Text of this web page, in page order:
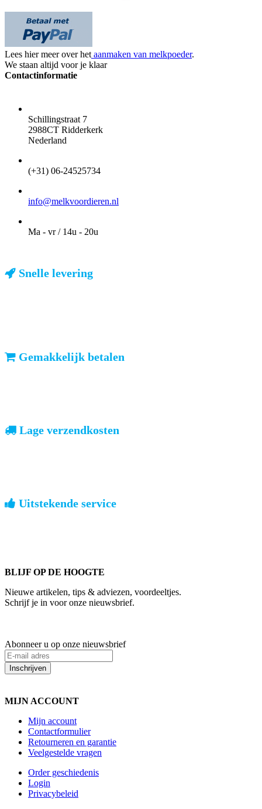
Lees hier meer over het aanmaken van melkpoeder.
We staan altijd voor je klaar
Contactinformatie
Schillingstraat 7
2988CT Ridderkerk
Nederland
(+31) 06-24525734
info@melkvoordieren.nl
Ma - vr / 14u - 20u
Snelle levering
Gemakkelijk betalen
Lage verzendkosten
Uitstekende service
BLIJF OP DE HOOGTE
Nieuwe artikelen, tips & adviezen, voordeeltjes.
Schrijf je in voor onze nieuwsbrief.
Abonneer u op onze nieuwsbrief
Inschrijven
MIJN ACCOUNT
Mijn account
Contactformulier
Retourneren en garantie
Veelgestelde vragen
Order geschiedenis
Login
Privacybeleid